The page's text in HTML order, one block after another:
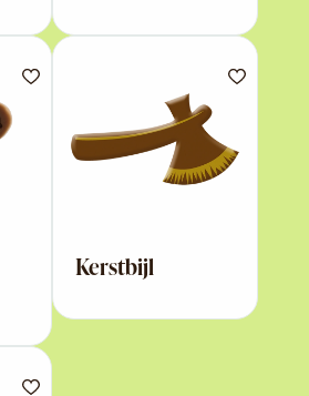
Kerstbijl